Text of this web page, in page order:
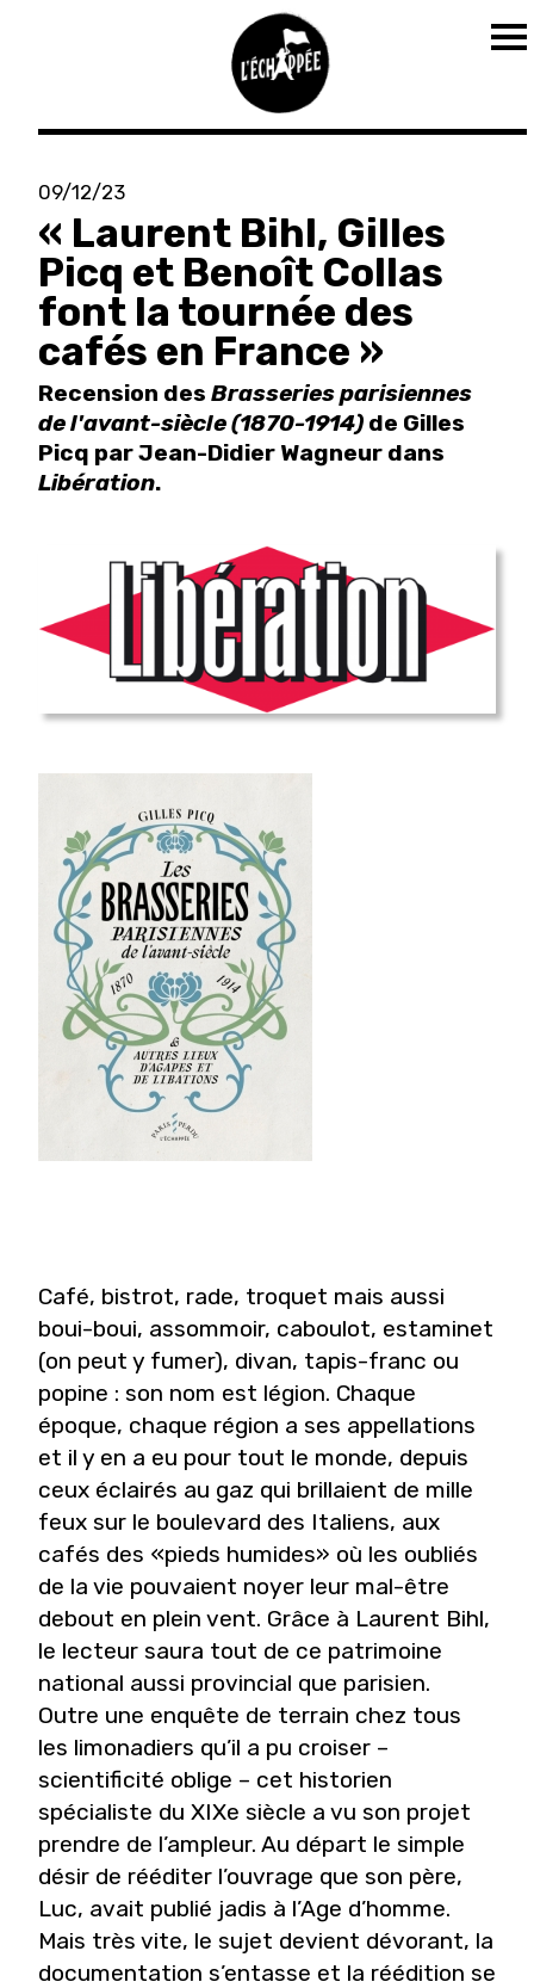
Aller
contenu
principal
09/12/23
« Laurent Bihl, Gilles
Picq et Benoît Collas
font la tournée des
cafés en France »
Recension des Brasseries parisiennes
de l'avant-siècle (1870-1914) de Gilles
Picq par Jean-Didier Wagneur dans
Libération.
Café, bistrot, rade, troquet mais aussi
boui-boui, assommoir, caboulot, estaminet
(on peut y fumer), divan, tapis-franc ou
popine : son nom est légion. Chaque
époque, chaque région a ses appellations
et il y en a eu pour tout le monde, depuis
ceux éclairés au gaz qui brillaient de mille
feux sur le boulevard des Italiens, aux
cafés des «pieds humides» où les oubliés
de la vie pouvaient noyer leur mal-être
debout en plein vent. Grâce à Laurent Bihl,
le lecteur saura tout de ce patrimoine
national aussi provincial que parisien.
Outre une enquête de terrain chez tous
les limonadiers qu’il a pu croiser –
scientificité oblige – cet historien
spécialiste du XIXe siècle a vu son projet
prendre de l’ampleur. Au départ le simple
désir de rééditer l’ouvrage que son père,
Luc, avait publié jadis à l’Age d’homme.
Mais très vite, le sujet devient dévorant, la
documentation s’entasse et la réédition se